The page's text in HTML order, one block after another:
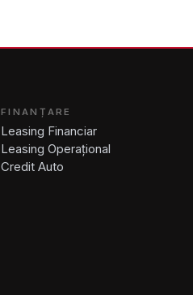
FINANȚARE
Leasing Financiar
Leasing Operațional
Credit Auto